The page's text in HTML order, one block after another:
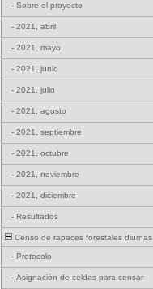
- Sobre el proyecto
- 2021, abril
- 2021, mayo
- 2021, junio
- 2021, julio
- 2021, agosto
- 2021, septiembre
- 2021, octubre
- 2021, noviembre
- 2021, diciembre
- Resultados
Censo de rapaces forestales diurnas
- Protocolo
- Asignación de celdas para censar